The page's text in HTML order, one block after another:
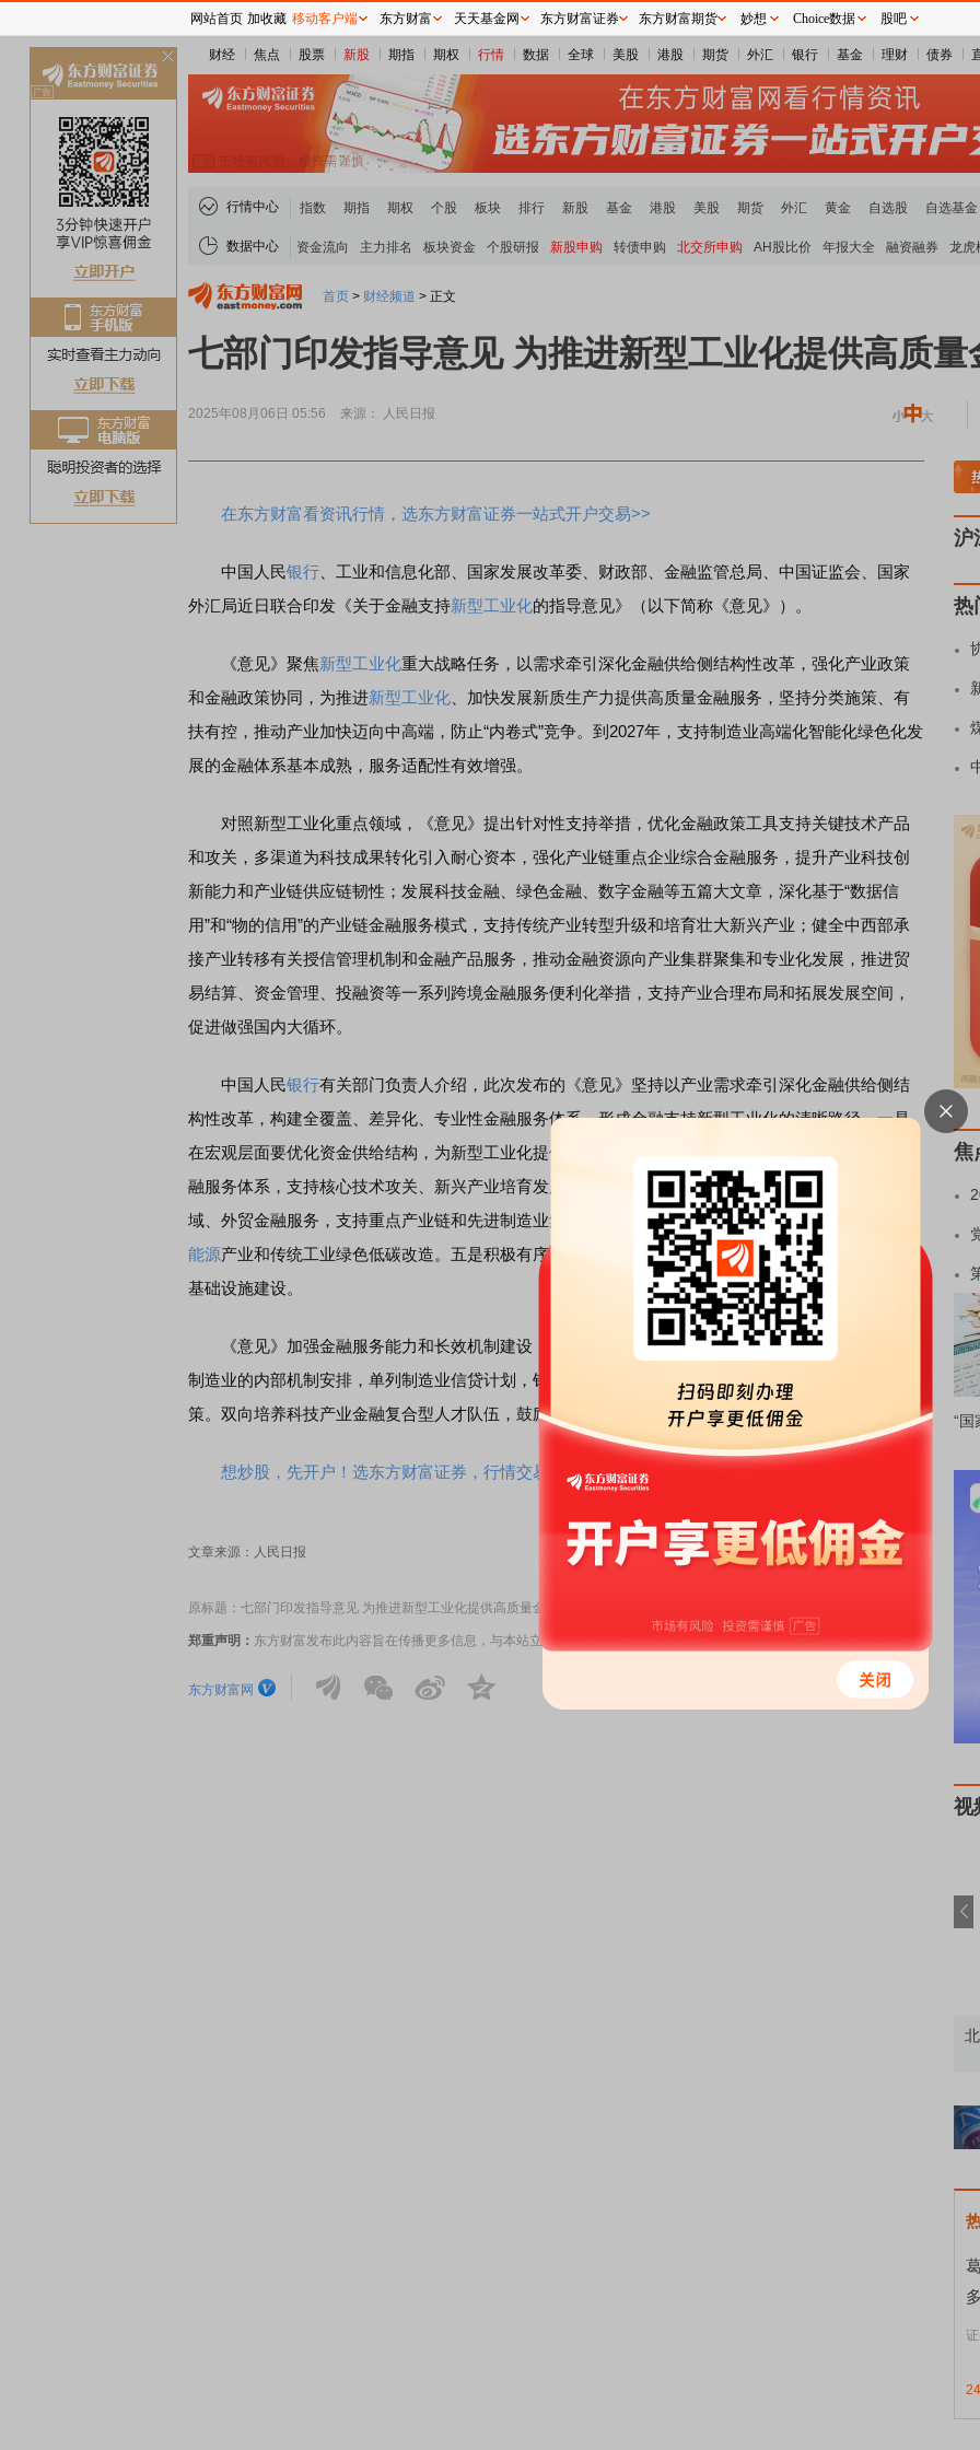
财经 焦点 股票 新股 期指 期权 行情 数据 全球 美股 港股 期货 外汇 银行 基金 理财 债券
行情中心 指数 期指 期权 个股 板块 排行 新股 基金 港股 美股 期货 外汇 黄金 自选股 自选基金
数据中心 资金流向 主力排名 板块资金 个股研报 新股申购 转债申购 北交所申购 AH股比价 年报大全 融资融券 龙虎
首页 > 财经频道 > 正文
七部门印发指导意见 为推进新型工业化提供高质量
2025年08月06日 05:56 来源： 人民日报
在东方财富看资讯行情，选东方财富证券一站式开户交易>>
中国人民银行 、工业和信息化部、国家发展改革委、财政部、金融监管总局、中国证监会、国家
外汇局近日联合印发《关于金融支持新型工业化的指导意见》（以下简称《意见》）。
《意见》聚焦新型工业化重大战略任务，以需求牵引深化金融供给侧结构性改革，强化产业政策
和金融政策协同，为推进新型工业化 、加快发展新质生产力提供高质量金融服务，坚持分类施策、有
扶有控，推动产业加快迈向中高端，防止“内卷式”竞争。到2027年，支持制造业高端化智能化绿色化发
展的金融体系基本成熟，服务适配性有效增强。
对照新型工业化重点领域，《意见》提出针对性支持举措，优化金融政策工具支持关键技术产品
和攻关，多渠道为科技成果转化引入耐心资本，强化产业链重点企业综合金融服务，提升产业科技创
新能力和产业链供应链韧性；发展科技金融、绿色金融、数字金融等五篇大文章，深化基于“数据信
用”和“物的信用”的产业链金融服务模式，支持传统产业转型升级和培育壮大新兴产业；健全中西部承
接产业转移有关授信管理机制和金融产品服务，推动金融资源向产业集群聚集和专业化发展，推进贸
易结算、资金管理、投融资等一系列跨境金融服务便利化举措，支持产业合理布局和拓展发展空间，
促进做强国内大循环。
中国人民银行有关部门负责人介绍，此次发布的《意见》坚持以产业需求牵引深化金融供给侧结
构性改革，构建全覆盖、差异化、专业性金融服务体系，形成金融支持新型工业化的清晰路径。一是
在宏观层面要优化资金供给结构，为新型工业化提供贷款、债券、股权等融资支持。二是完善科技金
融服务体系，支持核心技术攻关、新兴产业培育发展和传统产业改造升级。三是优化供应链金融和区
域、外贸金融服务，支持重点产业链和先进制造业集群发展。四是推进绿色金融和转型金融，支持
能源产业和传统工业绿色低碳改造。五是积极有序发展数字金融，支持工业数字化智能化改造和数字
基础设施建设。
《意见》加强金融服务能力和长效机制建设，促进保持制造业合理比重投入。健全金融机构服务
制造业的内部机制安排，单列制造业信贷计划，针对细分行业和企业成长阶段特点制定差异化授信政
策。双向培养科技产业金融复合型人才队伍，鼓励金融机构打造复合型的金融管理和服务团队。
想炒股，先开户！选东方财富证券，行情交易一个APP搞定>>
文章来源：人民日报 责任编辑：73
原标题：七部门印发指导意见 为推进新型工业化提供高质量金融服务
郑重声明： 东方财富发布此内容旨在传播更多信息，与本站立场无关，不构成投资建议。据此操作，风险自担。 举报
东方财富网
重要机构持股数据
沪
热
焦
“国
视
网站首页 加收藏 移动客户端 东方财富 天天基金网 东方财富证券 东方财富期货 妙想 Choice数据 股吧
关